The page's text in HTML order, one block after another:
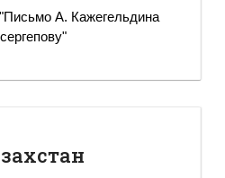
А. Кажегельдина